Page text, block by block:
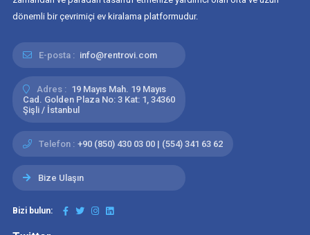
dönemli bir çevrimiçi ev kiralama platformudur.
E-posta : info@rentrovi.com
Adres : 19 Mayıs Mah. 19 Mayıs
Cad. Golden Plaza No: 3 Kat: 1, 34360
Şişli / İstanbul
Telefon : +90 (850) 430 03 00 | (554) 341 63 62
Bize Ulaşın
Bizi bulun: